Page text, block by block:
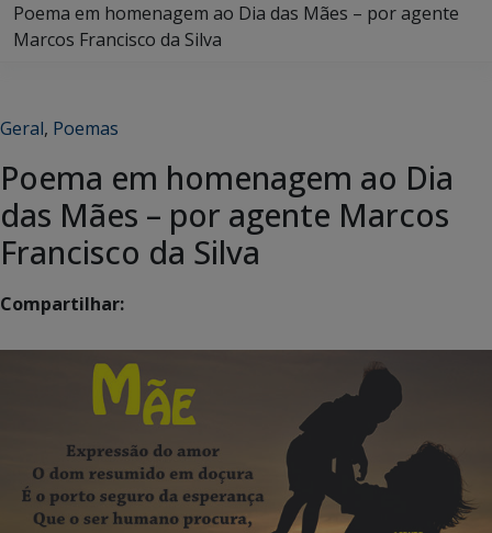
Poema em homenagem ao Dia das Mães – por agente
Marcos Francisco da Silva
Geral, Poemas
Poema em homenagem ao Dia
das Mães – por agente Marcos
Francisco da Silva
Compartilhar: